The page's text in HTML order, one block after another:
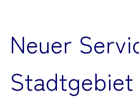
Neuer
Stadtgebiet